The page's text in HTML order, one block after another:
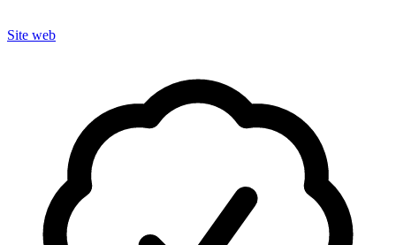
Site web